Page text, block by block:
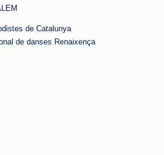
de Catalunya
de danses Renaixença